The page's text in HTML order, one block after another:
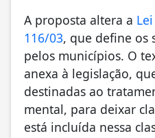
A proposta altera a
116/03, que define os
pelos municípios. O
anexa à legislação,
destinadas ao
mental, para deixar
está incluída nessa